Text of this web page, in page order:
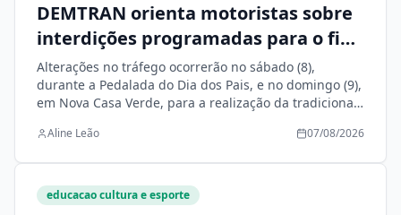
DEMTRAN orienta motoristas sobre
interdições programadas para o fim
de semana
Alterações no tráfego ocorrerão no sábado (8),
durante a Pedalada do Dia dos Pais, e no domingo (9),
em Nova Casa Verde, para a realização da tradicional
Aline Leão 07/08/2026
educacao cultura e esporte